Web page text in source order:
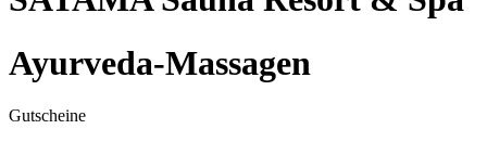
Ayurveda-Massagen
Gutscheine